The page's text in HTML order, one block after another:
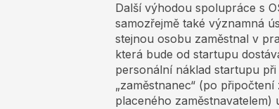
Další výhodou spolupráce s
samozřejmě také významná
stejnou osobu zaměstnal v
která bude od startupu
personální náklad startupu při
„zaměstnanec“ (po
placeného zaměstnavatelem)